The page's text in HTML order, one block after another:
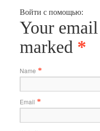
Войти с помощью:
Your
marked *
Name *
Email *